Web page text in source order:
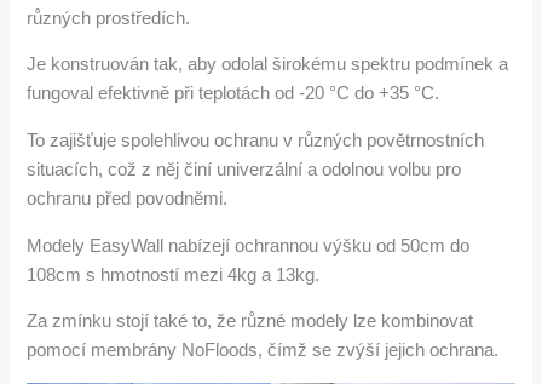
různých prostředích.
Je konstruován tak, aby odolal širokému spektru podmínek a
fungoval efektivně při teplotách od -20 °C do +35 °C.
To zajišťuje spolehlivou ochranu v různých povětrnostních
situacích, což z něj činí univerzální a odolnou volbu pro
ochranu před povodněmi.
Modely EasyWall nabízejí ochrannou výšku od 50cm do
108cm s hmotností mezi 4kg a 13kg.
Za zmínku stojí také to, že různé modely lze kombinovat
pomocí membrány NoFloods, čímž se zvýší jejich ochrana.